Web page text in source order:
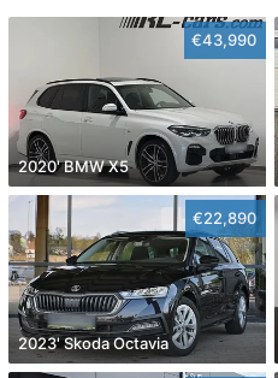
€43,990
2020' BMW X5
€22,890
2023' Skoda Octavia